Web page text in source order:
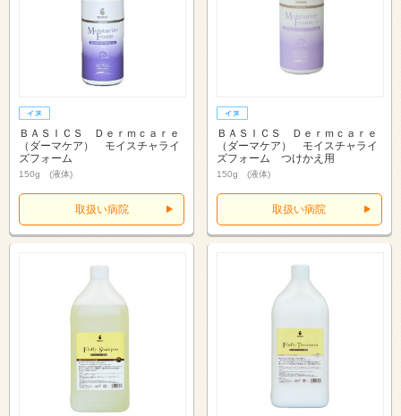
ＢＡＳＩＣＳ Ｄｅｒｍｃａｒｅ
（ダーマケア） モイスチャライ
ズフォーム
150g (液体)
取扱い病院
ＢＡＳＩＣＳ Ｄｅｒｍｃａｒｅ
（ダーマケア） モイスチャライ
ズフォーム つけかえ用
150g (液体)
取扱い病院